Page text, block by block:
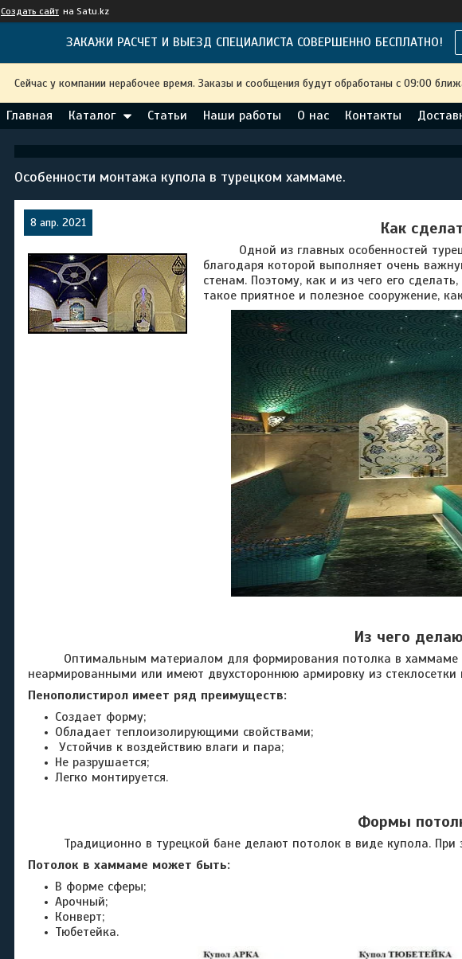
Создать сайт на Satu.kz
ЗАКАЖИ РАСЧЕТ И ВЫЕЗД СПЕЦИАЛИСТА СОВЕРШЕННО БЕСПЛАТНО!
Сейчас у компании нерабочее время. Заказы и сообщения будут обработаны с 09:00
Главная Каталог Статьи Наши работы О нас Контакты
Особенности монтажа купола в турецком хаммаме.
8 апр. 2021 Как
Одной из главных особенностей
благодаря которой выполняет очень
стенам. Поэтому, как и из чего его
такое приятное и полезное сооружение,
Из чего
Оптимальным материалом для формирования потолка в хаммаме
неармированными или имеют двухстороннюю армировку из
Пенополистирол имеет ряд преимуществ:
Создает форму;
Обладает теплоизолирующими свойствами;
Устойчив к воздействию влаги и пара;
Не разрушается;
Легко монтируется.
Формы
Традиционно в турецкой бане делают потолок в виде купола. При
Потолок в хаммаме может быть:
В форме сферы;
Арочный;
Конверт;
Тюбетейка.